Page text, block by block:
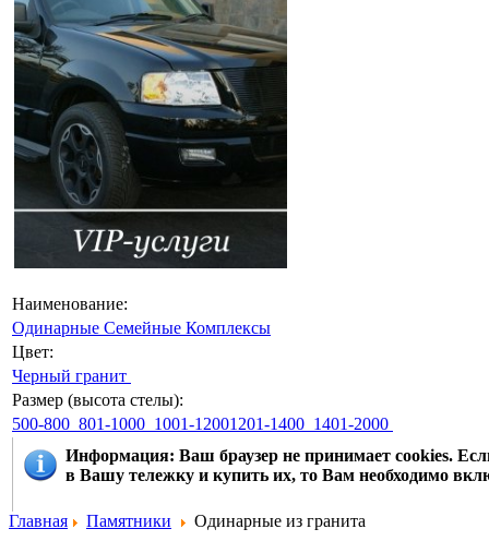
Наименование:
Одинарные Семейные Комплексы
Цвет:
Черный гранит
Размер (высота стелы):
500-800 801-1000 1001-12001201-1400 1401-2000
Информация: Ваш браузер не принимает cookies.
в Вашу тележку и купить их, то Вам необходимо
Главная Памятники Одинарные из гранита